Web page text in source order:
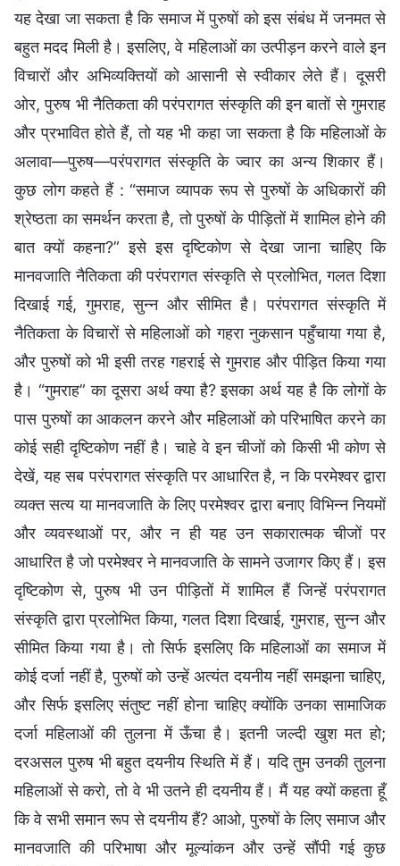
यह देखा जा सकता है कि समाज में पुरुषों को इस संबंध में जनमत से
बहुत मदद मिली है। इसलिए, वे महिलाओं का उत्पीड़न करने वाले इन
विचारों और अभिव्यक्तियों को आसानी से स्वीकार लेते हैं। दूसरी
ओर, पुरुष भी नैतिकता की परंपरागत संस्कृति की इन बातों से गुमराह
और प्रभावित होते हैं, तो यह भी कहा जा सकता है कि महिलाओं के
अलावा—पुरुष—परंपरागत संस्कृति के ज्वार का अन्य शिकार हैं।
कुछ लोग कहते हैं : “समाज व्यापक रूप से पुरुषों के अधिकारों की
श्रेष्ठता का समर्थन करता है, तो पुरुषों के पीड़ितों में शामिल होने की
बात क्यों कहना?” इसे इस दृष्टिकोण से देखा जाना चाहिए कि
मानवजाति नैतिकता की परंपरागत संस्कृति से प्रलोभित, गलत दिशा
दिखाई गई, गुमराह, सुन्न और सीमित है। परंपरागत संस्कृति में
नैतिकता के विचारों से महिलाओं को गहरा नुकसान पहुँचाया गया है,
और पुरुषों को भी इसी तरह गहराई से गुमराह और पीड़ित किया गया
है। “गुमराह” का दूसरा अर्थ क्या है? इसका अर्थ यह है कि लोगों के
पास पुरुषों का आकलन करने और महिलाओं को परिभाषित करने का
कोई सही दृष्टिकोण नहीं है। चाहे वे इन चीजों को किसी भी कोण से
देखें, यह सब परंपरागत संस्कृति पर आधारित है, न कि परमेश्वर द्वारा
व्यक्त सत्य या मानवजाति के लिए परमेश्वर द्वारा बनाए विभिन्न नियमों
और व्यवस्थाओं पर, और न ही यह उन सकारात्मक चीजों पर
आधारित है जो परमेश्वर ने मानवजाति के सामने उजागर किए हैं। इस
दृष्टिकोण से, पुरुष भी उन पीड़ितों में शामिल हैं जिन्हें परंपरागत
संस्कृति द्वारा प्रलोभित किया, गलत दिशा दिखाई, गुमराह, सुन्न और
सीमित किया गया है। तो सिर्फ इसलिए कि महिलाओं का समाज में
कोई दर्जा नहीं है, पुरुषों को उन्हें अत्यंत दयनीय नहीं समझना चाहिए,
और सिर्फ इसलिए संतुष्ट नहीं होना चाहिए क्योंकि उनका सामाजिक
दर्जा महिलाओं की तुलना में ऊँचा है। इतनी जल्दी खुश मत हो;
दरअसल पुरुष भी बहुत दयनीय स्थिति में हैं। यदि तुम उनकी तुलना
महिलाओं से करो, तो वे भी उतने ही दयनीय हैं। मैं यह क्यों कहता हूँ
कि वे सभी समान रूप से दयनीय हैं? आओ, पुरुषों के लिए समाज और
मानवजाति की परिभाषा और मूल्यांकन और उन्हें सौंपी गई कुछ